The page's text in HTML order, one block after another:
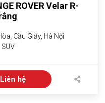
ROVER Velar R-
Cầu Giấy, Hà Nội
SUV
Liên hệ